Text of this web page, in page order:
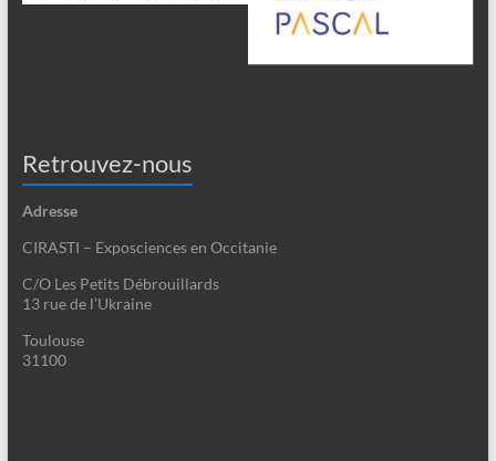
Retrouvez-nous
Adresse
CIRASTI – Exposciences en Occitanie
C/O Les Petits Débrouillards
13 rue de l’Ukraine
Toulouse
31100